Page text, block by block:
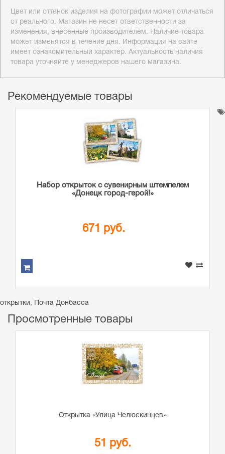
Цвет или оттенок изделия на фотографии может отличаться
от реального. Магазин не несет ответственности за
изменения, внесенные производителем. Наличие товара
может изменятся в течение дня. Информация на сайте
имеет ознакомительный характер. Актуальность наличия
товара уточняйте у менеджеров нашего магазина.
Рекомендуемые товары
Набор открыток с сувенирным штемпелем
«Донецк город-герой!»
671 руб.
открытки, Почта Донбасса
Просмотренные товары
Открытка «Улица Челюскинцев»
51 руб.